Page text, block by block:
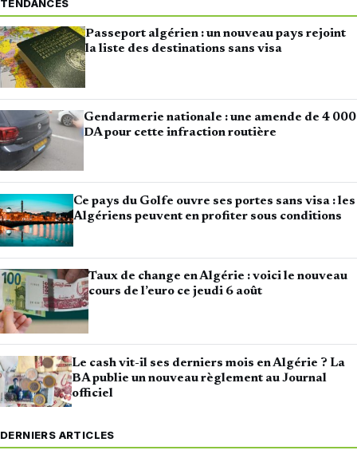
TENDANCES
Passeport algérien : un nouveau pays rejoint
la liste des destinations sans visa
Gendarmerie nationale : une amende de 4 000
DA pour cette infraction routière
Ce pays du Golfe ouvre ses portes sans visa : les
Algériens peuvent en profiter sous conditions
Taux de change en Algérie : voici le nouveau
cours de l’euro ce jeudi 6 août
Le cash vit-il ses derniers mois en Algérie ? La
BA publie un nouveau règlement au Journal
officiel
DERNIERS ARTICLES